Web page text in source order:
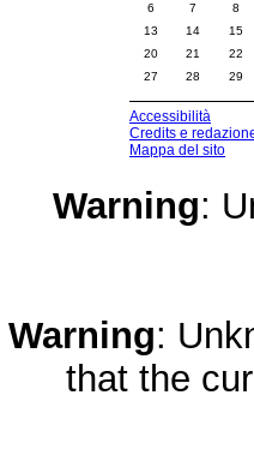
6
7 8
13
14 15
20
21 22
27
28 29
Accessibilità
Credits e
Mappa del sito
Warning:
Warning:
that the